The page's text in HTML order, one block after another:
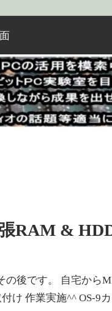
RAM &
の後です。 自宅から
け 作業実施^^ OS-9